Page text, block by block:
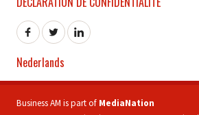
Nederlands
Business AM is part of MediaNation